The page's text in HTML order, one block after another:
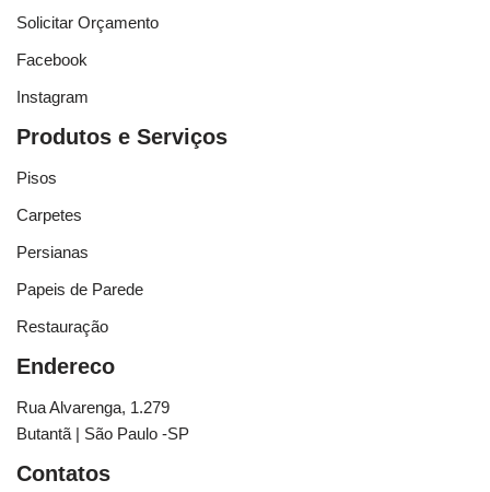
Solicitar Orçamento
Facebook
Instagram
Produtos e Serviços
Pisos
Carpetes
Persianas
Papeis de Parede
Restauração
Endereco
Rua Alvarenga, 1.279
Butantã | São Paulo -SP
Contatos